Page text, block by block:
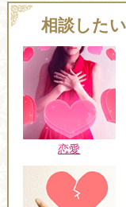
相談した
恋愛